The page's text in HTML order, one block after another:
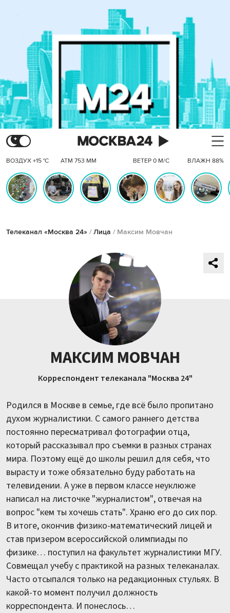
ВОЗДУХ +15 °C АТМ 753 ММ ВЕТЕР 0 М/С ВЛАЖН 88%
Телеканал «Москва 24» /Лица / Максим Мовчан
МАКСИМ МОВЧАН
Корреспондент телеканала "Москва 24"
Родился в Москве в семье, где всё было пропитано
духом журналистики. С самого раннего детства
постоянно пересматривал фотографии отца,
который рассказывал про съемки в разных странах
мира. Поэтому ещё до школы решил для себя, что
вырасту и тоже обязательно буду работать на
телевидении. А уже в первом классе неуклюже
написал на листочке "журналистом", отвечая на
вопрос "кем ты хочешь стать". Храню его до сих пор.
В итоге, окончив физико-математический лицей и
став призером всероссийской олимпиады по
физике… поступил на факультет журналистики МГУ.
Совмещал учебу с практикой на разных телеканалах.
Часто отсыпался только на редакционных стульях. В
какой-то момент получил должность
корреспондента. И понеслось…